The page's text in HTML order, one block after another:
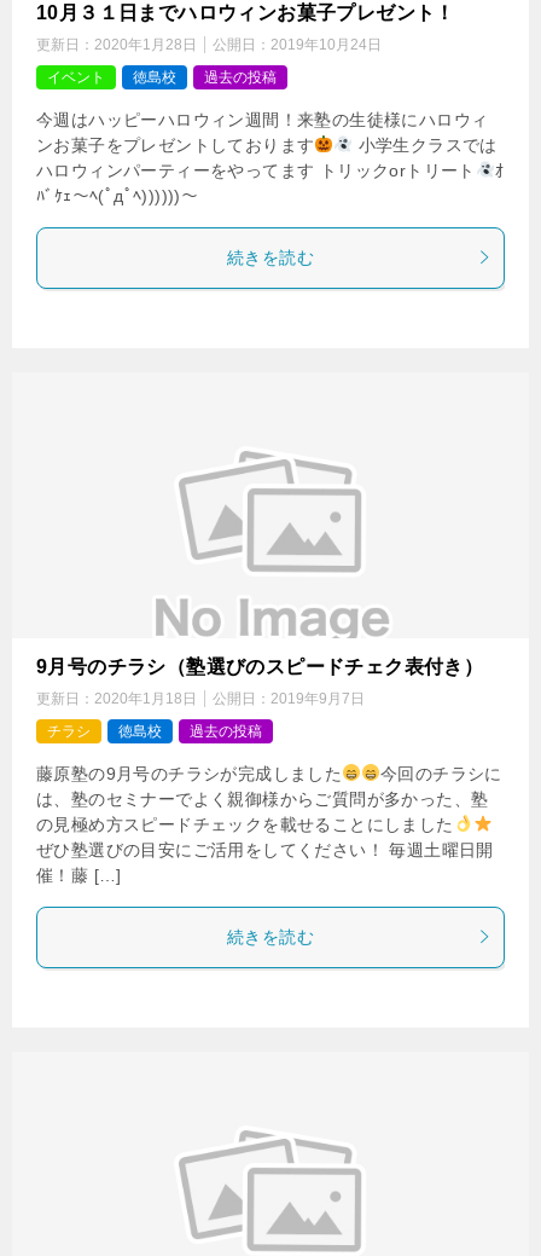
10月３１日までハロウィンお菓子プレゼント！
更新日： 2020年1月28日 公開日： 2019年10月24日
イベント
徳島校 過去の投稿
今週はハッピーハロウィン週間！来塾の生徒様にハロウィ
ンお菓子をプレゼントしております
小学生クラスでは
ハロウィンパーティーをやってます トリックorトリート
ｵ
ﾊﾞｹｪ～ﾍ(ﾟдﾟﾍ))))))～
続きを読む
9月号のチラシ（塾選びのスピードチェク表付き）
更新日： 2020年1月18日 公開日： 2019年9月7日
チラシ
徳島校 過去の投稿
藤原塾の9月号のチラシが完成しました
今回のチラシに
は、塾のセミナーでよく親御様からご質問が多かった、塾
の見極め方スピードチェックを載せることにしました
ぜひ塾選びの目安にご活用をしてください！ 毎週土曜日開
催！藤 […]
続きを読む